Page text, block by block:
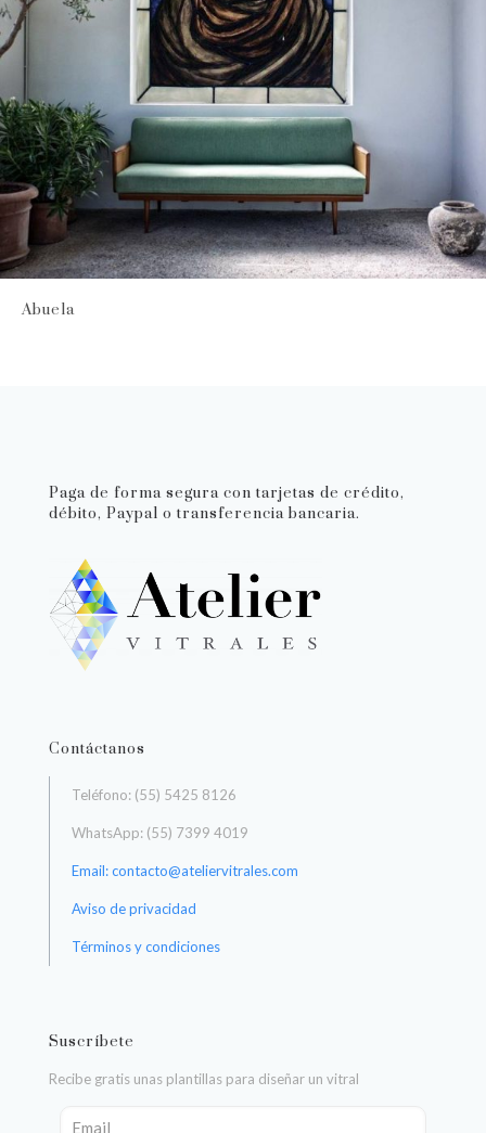
Abuela
Paga de forma segura con tarjetas de crédito,
débito, Paypal o transferencia bancaria.
Contáctanos
Teléfono: (55) 5425 8126
WhatsApp: (55) 7399 4019
Email: contacto@ateliervitrales.com
Aviso de privacidad
Términos y condiciones
Suscríbete
Recibe gratis unas plantillas para diseñar un vitral